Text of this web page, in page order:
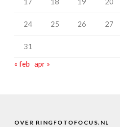
24 25 26 27
31
« feb apr »
OVER RINGFOTOFOCUS.NL